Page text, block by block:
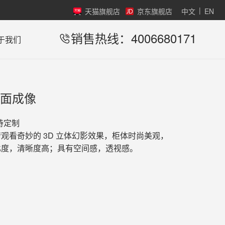
天猫旗舰店 京东旗舰店 中文 | EN
我们 销售热线：4006680171
成像
定制
看奇妙的 3D 立体幻影效果，柜体时尚美观，
，清晰度高；具有空间感，透视感。